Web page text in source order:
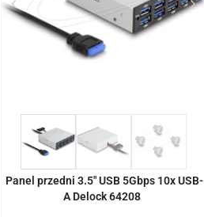
Panel przedni 3.5" USB 5Gbps 10x USB-
A Delock 64208